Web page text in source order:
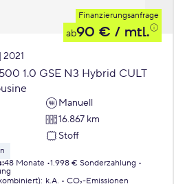
Finanzierungsanfrage
ab90 € / mtl.
1.0 GSE N3 Hybrid CULT
Manuell
16.867 km
Stoff
:48 Monate 1.998 € Sonderzahlung
: k.A.
CO₂-Emissionen